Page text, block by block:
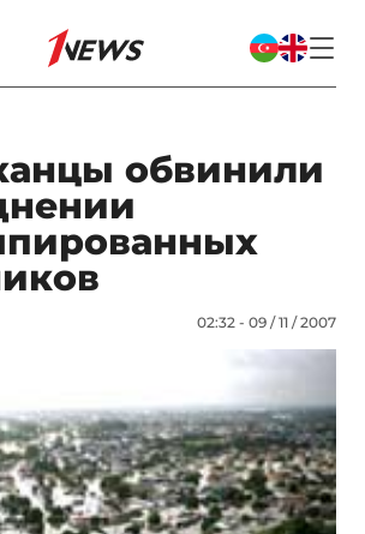
обвинили
02:32 - 09 / 11 / 2007